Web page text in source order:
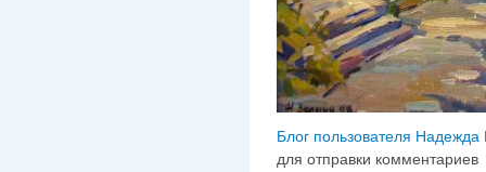
Блог пользователя Надежда
для отправки комментариев